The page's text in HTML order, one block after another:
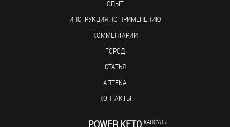
ОПЫТ
ИНСТРУКЦИЯ ПО ПРИМЕНЕНИЮ
КОММЕНТАРИИ
ГОРОД
СТАТЬЯ
АПТЕКА
КОНТАКТЫ
POWER KETO КАПСУЛЫ